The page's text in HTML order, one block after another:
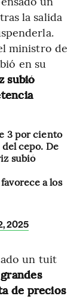
la salida
ministro de
en su
subió
3 por ciento
cepo. De
subió
a los
2025
un tuit
de precios